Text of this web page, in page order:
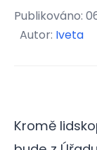
Publikováno:
Autor: Iveta
Kromě